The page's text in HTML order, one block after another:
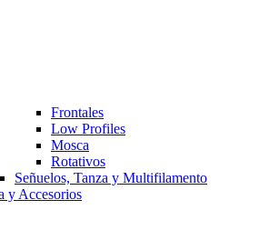
Frontales
Low Profiles
Mosca
Rotativos
Señuelos, Tanza y Multifilamento
y Accesorios